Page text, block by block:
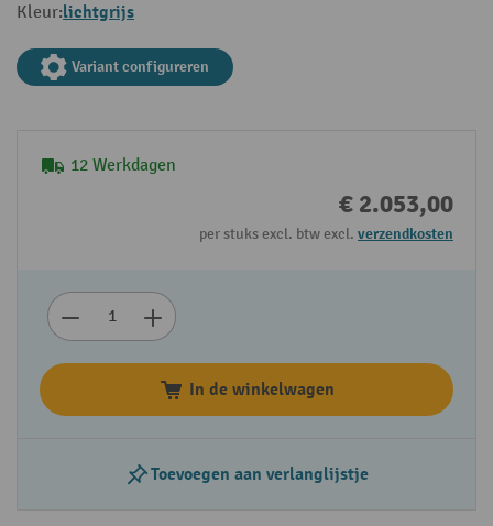
Kleur:lichtgrijs
Variant configureren
12 Werkdagen
€ 2.053,00
per stuks excl. btw excl. verzendkosten
In de winkelwagen
Toevoegen aan verlanglijstje